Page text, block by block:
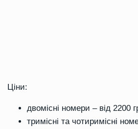
Ціни:
двомісні номери – від 2200
тримісні та чотиримісні